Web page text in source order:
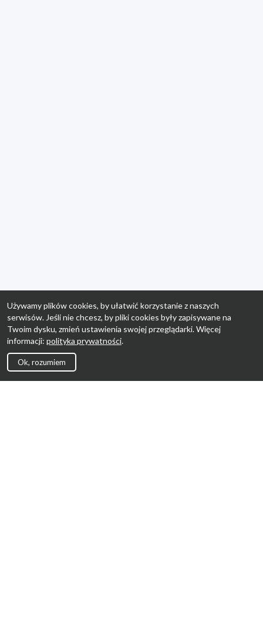
Używamy plików cookies, by ułatwić korzystanie z naszych
serwisów. Jeśli nie chcesz, by pliki cookies były zapisywane na
Twoim dysku, zmień ustawienia swojej przeglądarki. Więcej
informacji: polityka prywatności.
Ok, rozumiem